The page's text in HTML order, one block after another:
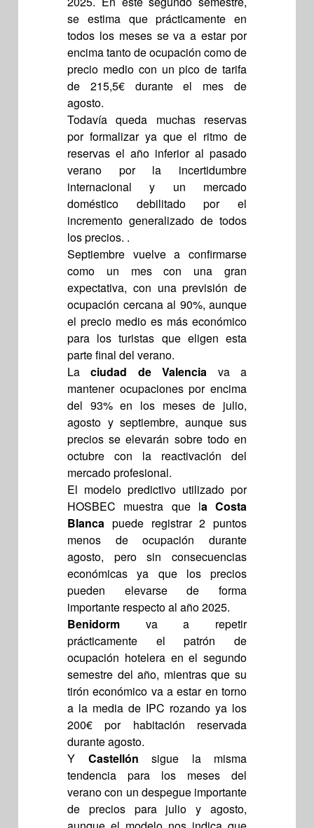
se estima que prácticamente en
todos los meses se va a estar por
encima tanto de ocupación como de
precio medio con un pico de tarifa
de 215,5€ durante el mes de
agosto.
Todavía queda muchas reservas
por formalizar ya que el ritmo de
reservas el año inferior al pasado
verano por la incertidumbre
internacional y un mercado
doméstico debilitado por el
incremento generalizado de todos
los precios. .
Septiembre vuelve a confirmarse
como un mes con una gran
expectativa, con una previsión de
ocupación cercana al 90%, aunque
el precio medio es más económico
para los turistas que eligen esta
parte final del verano.
Laciudad de Valencia va a
mantener ocupaciones por encima
del 93% en los meses de julio,
agosto y septiembre, aunque sus
precios se elevarán sobre todo en
octubre con la reactivación del
mercado profesional.
El modelo predictivo utilizado por
HOSBEC muestra que la Costa
Blanca puede registrar 2 puntos
menos de ocupación durante
agosto, pero sin consecuencias
económicas ya que los precios
pueden elevarse de forma
importante respecto al año 2025.
Benidorm va a repetir
prácticamente el patrón de
ocupación hotelera en el segundo
semestre del año, mientras que su
tirón económico va a estar en torno
a la media de IPC rozando ya los
200€ por habitación reservada
durante agosto.
Y Castellón sigue la misma
tendencia para los meses del
verano con un despegue importante
de precios para julio y agosto,